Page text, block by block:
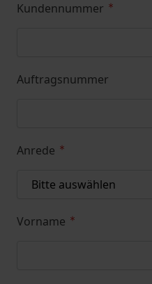
Kundennummer
Auftragsnummer
Anrede
Vorname